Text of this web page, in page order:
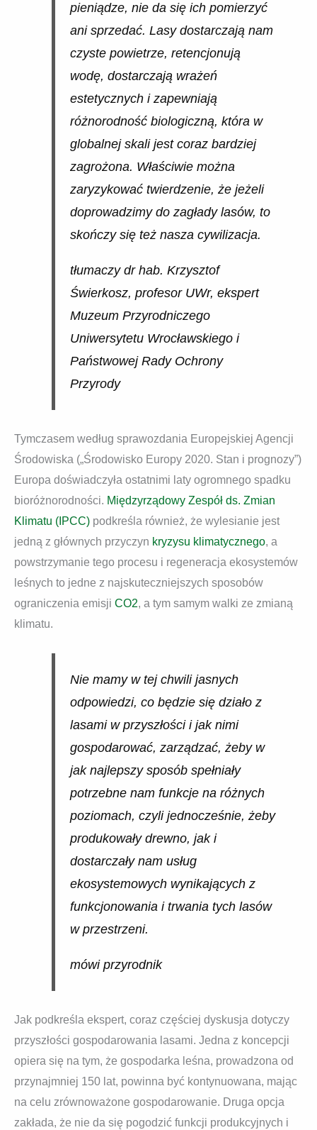
pieniądze, nie da się ich pomierzyć
ani sprzedać. Lasy dostarczają nam
czyste powietrze, retencjonują
wodę, dostarczają wrażeń
estetycznych i zapewniają
różnorodność biologiczną, która w
globalnej skali jest coraz bardziej
zagrożona. Właściwie można
zaryzykować twierdzenie, że jeżeli
doprowadzimy do zagłady lasów, to
skończy się też nasza cywilizacja.
tłumaczy dr hab. Krzysztof
Świerkosz, profesor UWr, ekspert
Muzeum Przyrodniczego
Uniwersytetu Wrocławskiego i
Państwowej Rady Ochrony
Przyrody
Tymczasem według sprawozdania Europejskiej Agencji
Środowiska („Środowisko Europy 2020. Stan i prognozy”)
Europa doświadczyła ostatnimi laty ogromnego spadku
bioróżnorodności. Międzyrządowy Zespół ds. Zmian
Klimatu (IPCC) podkreśla również, że wylesianie jest
jedną z głównych przyczyn kryzysu klimatycznego, a
powstrzymanie tego procesu i regeneracja ekosystemów
leśnych to jedne z najskuteczniejszych sposobów
ograniczenia emisji CO2, a tym samym walki ze zmianą
klimatu.
Nie mamy w tej chwili jasnych
odpowiedzi, co będzie się działo z
lasami w przyszłości i jak nimi
gospodarować, zarządzać, żeby w
jak najlepszy sposób spełniały
potrzebne nam funkcje na różnych
poziomach, czyli jednocześnie, żeby
produkowały drewno, jak i
dostarczały nam usług
ekosystemowych wynikających z
funkcjonowania i trwania tych lasów
w przestrzeni.
mówi przyrodnik
Jak podkreśla ekspert, coraz częściej dyskusja dotyczy
przyszłości gospodarowania lasami. Jedna z koncepcji
opiera się na tym, że gospodarka leśna, prowadzona od
przynajmniej 150 lat, powinna być kontynuowana, mając
na celu zrównoważone gospodarowanie. Druga opcja
zakłada, że nie da się pogodzić funkcji produkcyjnych i